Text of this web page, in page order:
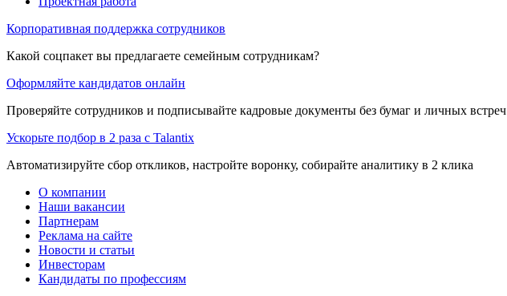
Корпоративная поддержка сотрудников
Какой соцпакет вы предлагаете семейным сотрудникам?
Оформляйте кандидатов онлайн
Проверяйте сотрудников и подписывайте кадровые документы без бумаг и личных встреч
Ускорьте подбор в 2 раза с Talantix
Автоматизируйте сбор откликов, настройте воронку, собирайте аналитику в 2 клика
О компании
Наши вакансии
Партнерам
Реклама на сайте
Новости и статьи
Инвесторам
Кандидаты по профессиям